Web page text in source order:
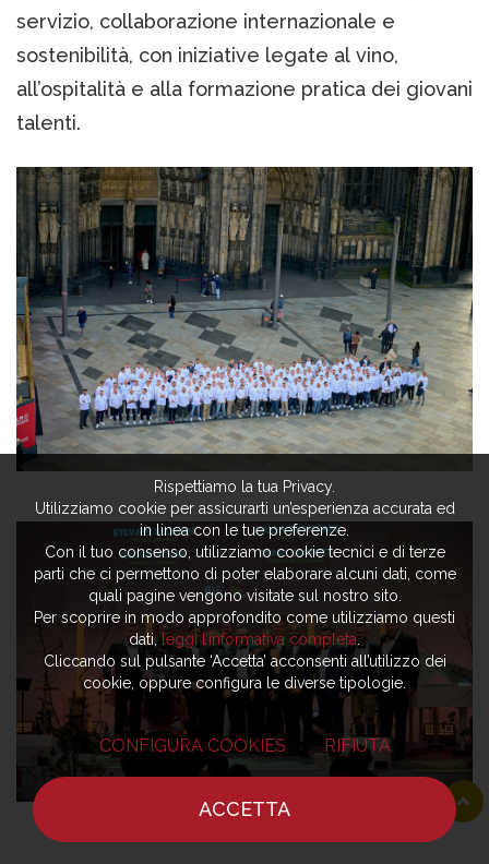
servizio, collaborazione internazionale e
sostenibilità, con iniziative legate al vino,
all’ospitalità e alla formazione pratica dei giovani
talenti.
Rispettiamo la tua Privacy.
Utilizziamo cookie per assicurarti un’esperienza accurata ed
in linea con le tue preferenze.
Con il tuo consenso, utilizziamo cookie tecnici e di terze
parti che ci permettono di poter elaborare alcuni dati, come
quali pagine vengono visitate sul nostro sito.
Per scoprire in modo approfondito come utilizziamo questi
dati,leggi l’informativa completa.
Cliccando sul pulsante ‘Accetta’ acconsenti all’utilizzo dei
cookie, oppure configura le diverse tipologie.
CONFIGURA COOKIES RIFIUTA
ACCETTA